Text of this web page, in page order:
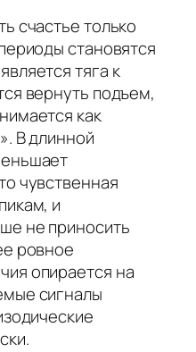
счастье только
становятся
тяга к
вернуть подъем,
как
В длинной
чувственная
и
не приносить
ровное
опирается на
сигналы